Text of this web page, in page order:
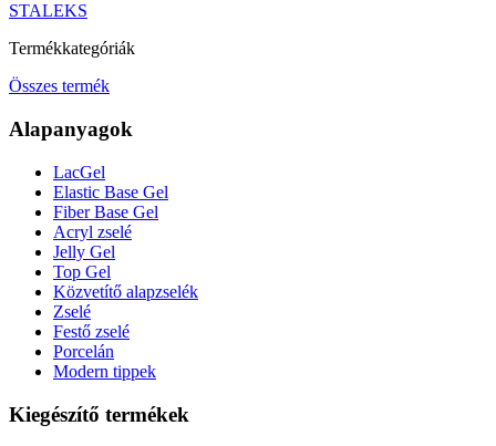
STALEKS
Termékkategóriák
Összes termék
Alapanyagok
LacGel
Elastic Base Gel
Fiber Base Gel
Acryl zselé
Jelly Gel
Top Gel
Közvetítő alapzselék
Zselé
Festő zselé
Porcelán
Modern tippek
Kiegészítő termékek